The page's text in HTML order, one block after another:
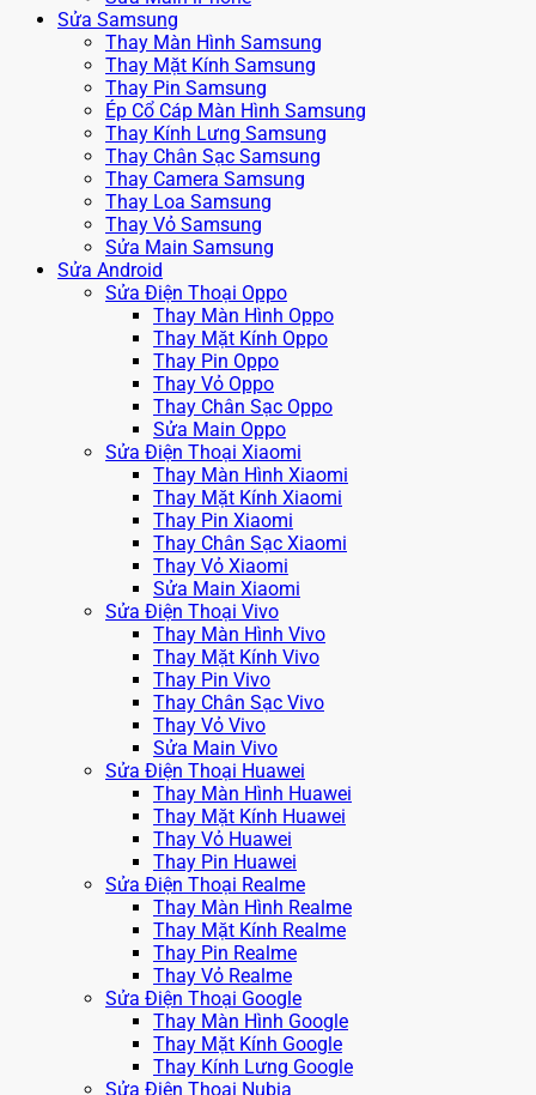
Sửa Samsung
Thay Màn Hình Samsung
Thay Mặt Kính Samsung
Thay Pin Samsung
Ép Cổ Cáp Màn Hình Samsung
Thay Kính Lưng Samsung
Thay Chân Sạc Samsung
Thay Camera Samsung
Thay Loa Samsung
Thay Vỏ Samsung
Sửa Main Samsung
Sửa Android
Sửa Điện Thoại Oppo
Thay Màn Hình Oppo
Thay Mặt Kính Oppo
Thay Pin Oppo
Thay Vỏ Oppo
Thay Chân Sạc Oppo
Sửa Main Oppo
Sửa Điện Thoại Xiaomi
Thay Màn Hình Xiaomi
Thay Mặt Kính Xiaomi
Thay Pin Xiaomi
Thay Chân Sạc Xiaomi
Thay Vỏ Xiaomi
Sửa Main Xiaomi
Sửa Điện Thoại Vivo
Thay Màn Hình Vivo
Thay Mặt Kính Vivo
Thay Pin Vivo
Thay Chân Sạc Vivo
Thay Vỏ Vivo
Sửa Main Vivo
Sửa Điện Thoại Huawei
Thay Màn Hình Huawei
Thay Mặt Kính Huawei
Thay Vỏ Huawei
Thay Pin Huawei
Sửa Điện Thoại Realme
Thay Màn Hình Realme
Thay Mặt Kính Realme
Thay Pin Realme
Thay Vỏ Realme
Sửa Điện Thoại Google
Thay Màn Hình Google
Thay Mặt Kính Google
Thay Kính Lưng Google
Sửa Điện Thoại Nubia